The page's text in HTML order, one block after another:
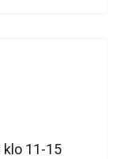
klo 11-15